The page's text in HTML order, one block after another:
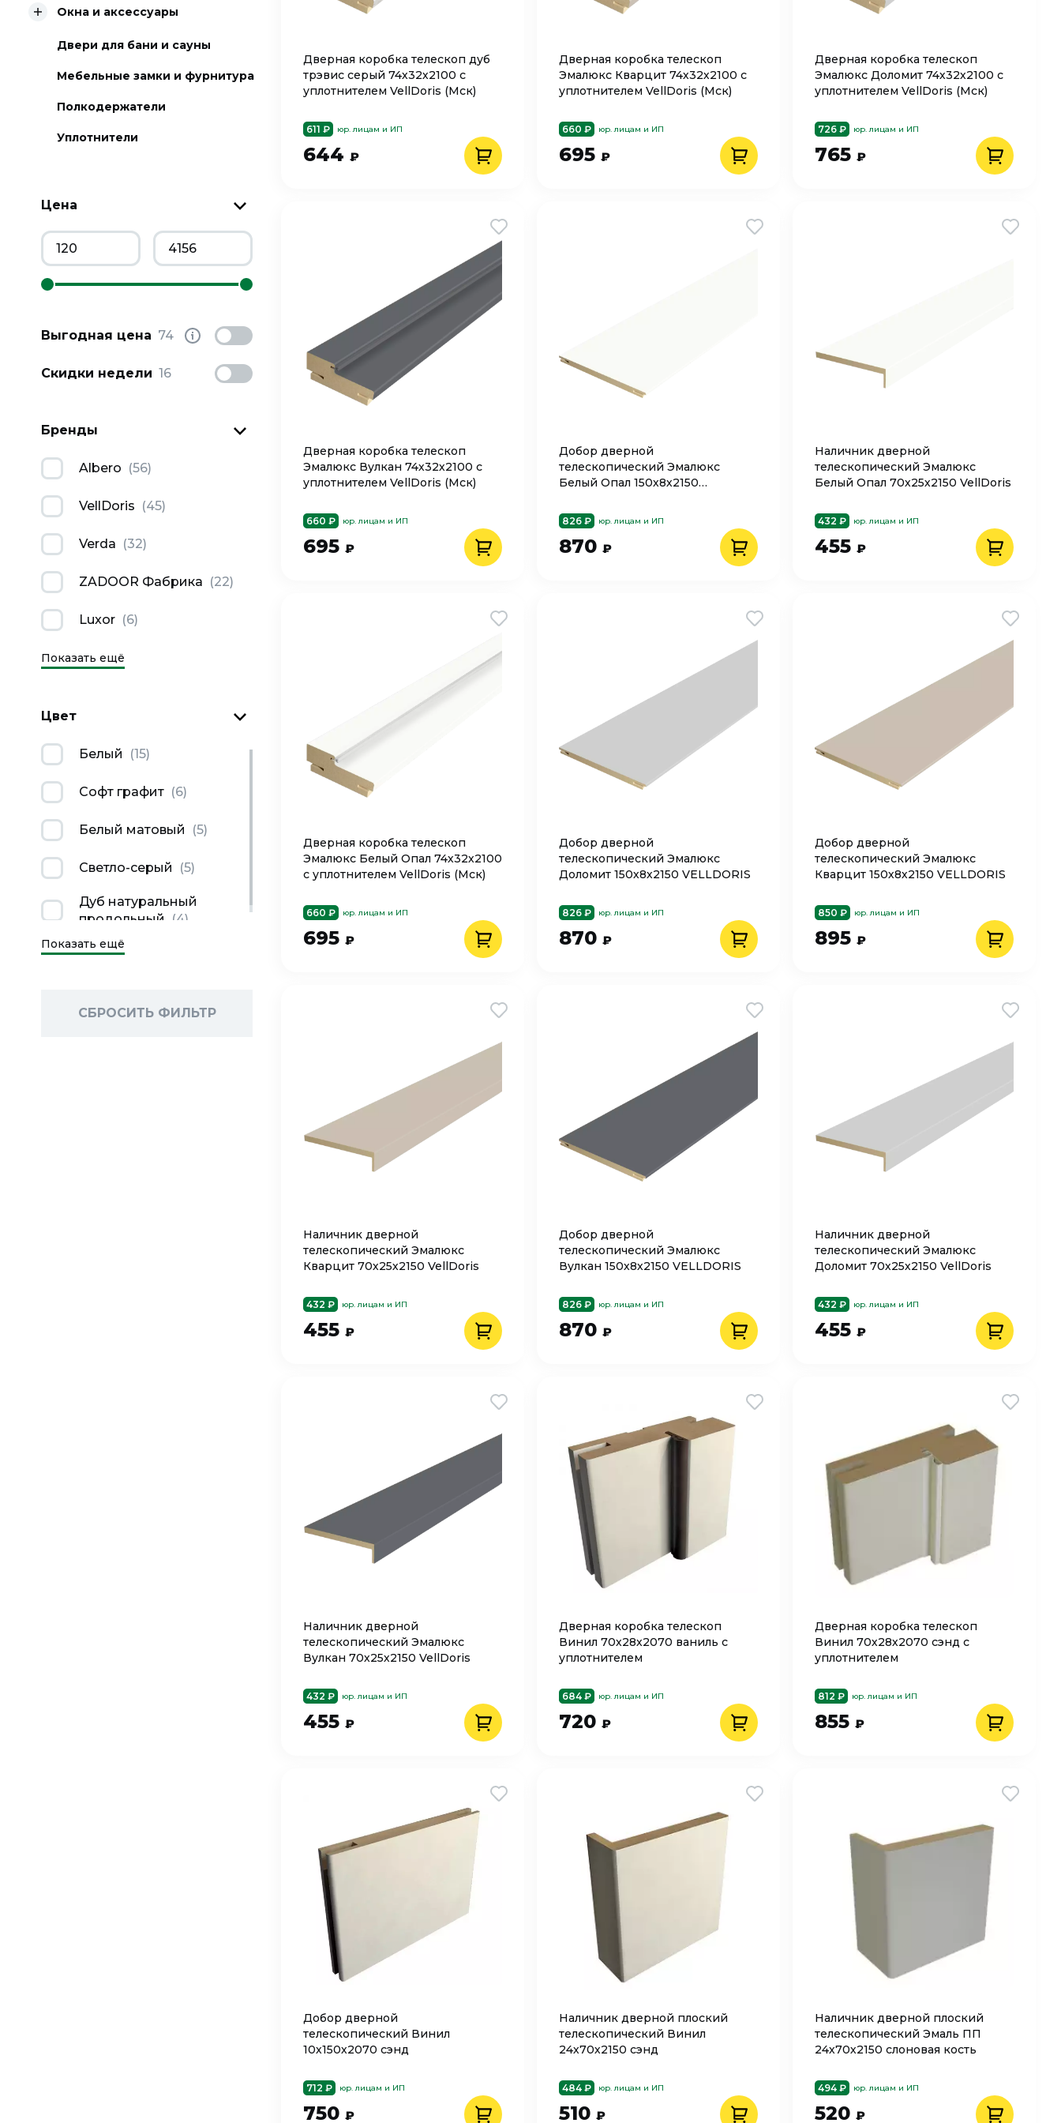
Окна и аксессуары
Двери для бани и сауны
Мебельные замки и фурнитура
Полкодержатели
Уплотнители
Цена
Выгодная цена 74
Скидки недели 16
Бренды
Albero (56)
VellDoris (45)
Verda (32)
ZADOOR Фабрика (22)
Luxor (6)
Показать ещё
Цвет
Белый (15)
Софт графит (6)
Белый матовый (5)
Светло-серый (5)
Дуб натуральный
продольный
(4)
Показать ещё
СБРОСИТЬ ФИЛЬТР
Дверная коробка телескоп дуб
трэвис серый 74х32х2100 с
уплотнителем VellDoris (Мск)
611 ₽ юр. лицам и ИП
644 ₽
Дверная коробка телескоп
Эмалюкс Кварцит 74х32х2100 с
уплотнителем VellDoris (Мск)
660 ₽ юр. лицам и ИП
695 ₽
Дверная коробка телескоп
Эмалюкс Доломит 74х32х2100 с
уплотнителем VellDoris (Мск)
726 ₽ юр. лицам и ИП
765 ₽
Дверная коробка телескоп
Эмалюкс Вулкан 74х32х2100 с
уплотнителем VellDoris (Мск)
660 ₽ юр. лицам и ИП
695 ₽
Добор дверной
телескопический Эмалюкс
Белый Опал 150х8х2150
826 ₽ юр. лицам и ИП
870 ₽
Наличник дверной
телескопический Эмалюкс
Белый Опал 70х25х2150 VellDoris
432 ₽ юр. лицам и ИП
455 ₽
Дверная коробка телескоп
Эмалюкс Белый Опал 74х32х2100
с уплотнителем VellDoris (Мск)
660 ₽ юр. лицам и ИП
695 ₽
Добор дверной
телескопический Эмалюкс
Доломит 150х8х2150 VELLDORIS
826 ₽ юр. лицам и ИП
870 ₽
Добор дверной
телескопический Эмалюкс
Кварцит 150х8х2150 VELLDORIS
850 ₽ юр. лицам и ИП
895 ₽
Наличник дверной
телескопический Эмалюкс
Кварцит 70х25х2150 VellDoris
432 ₽ юр. лицам и ИП
455 ₽
Добор дверной
телескопический Эмалюкс
Вулкан 150х8х2150 VELLDORIS
826 ₽ юр. лицам и ИП
870 ₽
Наличник дверной
телескопический Эмалюкс
Доломит 70х25х2150 VellDoris
432 ₽ юр. лицам и ИП
455 ₽
Наличник дверной
телескопический Эмалюкс
Вулкан 70х25х2150 VellDoris
432 ₽ юр. лицам и ИП
455 ₽
Дверная коробка телескоп
Винил 70х28х2070 ваниль с
уплотнителем
684 ₽ юр. лицам и ИП
720 ₽
Дверная коробка телескоп
Винил 70х28х2070 сэнд с
уплотнителем
812 ₽ юр. лицам и ИП
855 ₽
Добор дверной
телескопический Винил
10х150х2070 сэнд
712 ₽ юр. лицам и ИП
750 ₽
Наличник дверной плоский
телескопический Винил
24х70х2150 сэнд
484 ₽ юр. лицам и ИП
510 ₽
Наличник дверной плоский
телескопический Эмаль ПП
24х70х2150 слоновая кость
494 ₽ юр. лицам и ИП
520 ₽